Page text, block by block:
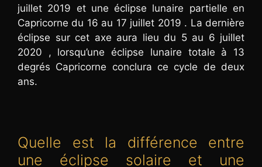
juillet 2019 et une éclipse lunaire partielle en
Capricorne du 16 au 17 juillet 2019 . La dernière
éclipse sur cet axe aura lieu du 5 au 6 juillet
2020 , lorsqu’une éclipse lunaire totale à 13
degrés Capricorne conclura ce cycle de deux
ans.
Quelle est la différence entre
une éclipse solaire et une